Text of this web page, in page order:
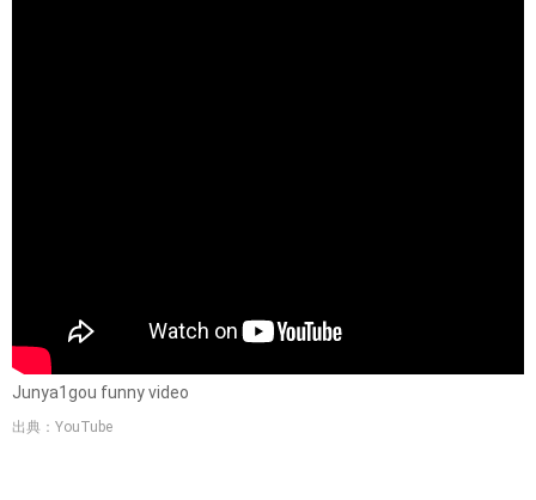
Junya1gou funny video
出典：YouTube